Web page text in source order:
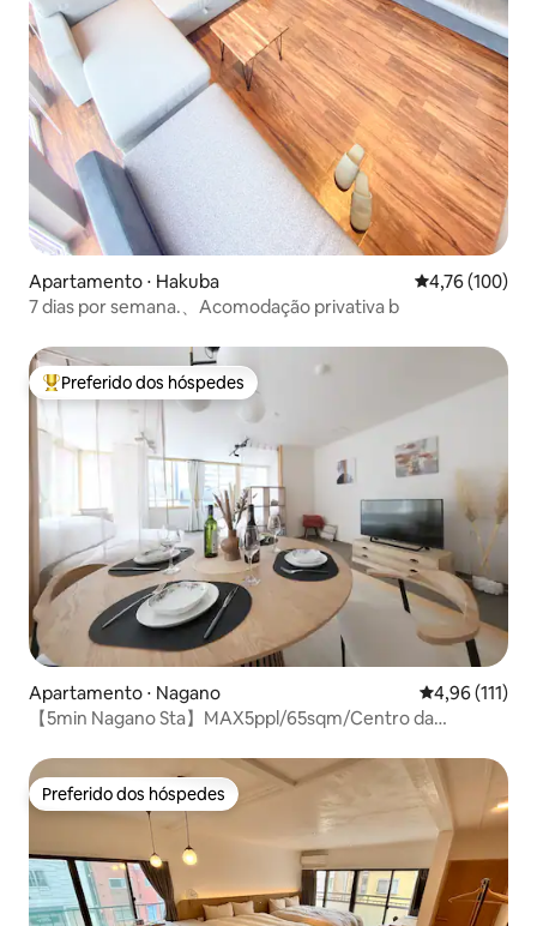
Apartamento ⋅ Hakuba 4,76 de uma
4,76 (100)
7 dias por semana.、Acomodação privativa b
Entre os melhores preferidos dos hóspedes
Preferido dos hóspedes
Apartamento ⋅ Nagano 4,96 de uma
4,96 (111)
【5min Nagano Sta】MAX5ppl/65sqm/Centro da
Preferido dos hóspedes
Preferido dos hóspedes